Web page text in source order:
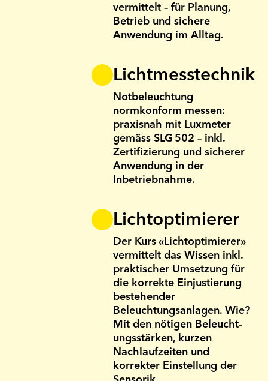
vermittelt – für Planung,
Betrieb und sichere
Anwendung im Alltag.
Lichtmesstechnik­
Notbeleuchtung
normkonform messen:
praxisnah mit Luxmeter
gemäss SLG 502 – inkl.
Zertifizierung und sicherer
Anwendung in der
Inbetriebnahme.
Lichtoptimierer
Der Kurs «Lichtoptimierer»
vermittelt das Wissen inkl.
praktischer Umsetzung für
die korrekte Einjustierung
bestehender
Beleuchtungsanlagen. Wie?
Mit den nötigen Beleucht­
ungs­stärken, kurzen
Nachlaufzeiten und
korrekter Einstellung der